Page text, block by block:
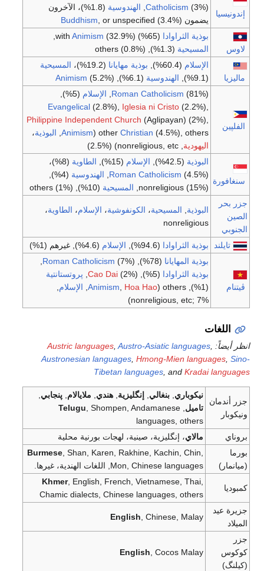
إندونيسيا
Catholicism (3%), الهندوسية
(1.8%)، الآخرون
يضمون
Buddhism, or unspecified (3.4%)
لاوس
بوذية الثراوادا (65%) with
Animism (32.9%),
المسيحية (1.3%), others (0.8%)
ماليزيا
الإسلام (60.4%), بوذية مهايانا (19.2%)،
المسيحية
(9.1%),
الهندوسية (6.1%),
Animism (5.2%)
الفلپين
Roman Catholicism (81%), الإسلام (5%),
Evangelical (2.8%), Iglesia ni Cristo (2.2%),
Philippine Independent Church (Aglipayan) (2%),
otherChristian (4.5%), others (
Animism
, البوذية،
اليهودية, nonreligious, etc) (2.5%)
سنغافورة
البوذية (42.5%), الإسلام (15%), الطاوية (8%)،
Roman Catholicism (4.5%), الهندوسية
(4%),
nonreligious (15%),
المسيحية (10%), others (1%)
جزر بحر
الصين
الجنوبي
البوذية, المسيحية، الكونفوشية، الإسلام، الطاوية،
nonreligious
تايلند بوذية الثراوادا (94.6%), الإسلام (4.6%), غيرهم (1%)
ڤيتنام
بوذية المهايانا (78%),
Roman Catholicism (7%),
بوذية الثراوادا (5%),
Cao Dai (2%),
پروتستانتية
(1%), others (
Animism, Hoa Hao
, الإسلام,
nonreligious, etc; 7%)
اللغات
انظر أيضاً: Austric languages Austro-Asiatic languages
Austronesian languages Hmong-Mien languages Sino-
Tibetan languages , and Kradai languages
جزر أندمان
ونيكوبار
نيكوباري بنغالي إنگليزية هندي ملايالام پنجابي
تاميل
Telugu , Shompen, Andamanese
languages, others
بروناي
مالاي، إنگليزية، صينية، لهجات بورنية محلية
بورما
(ميانمار)
Burmese , Shan, Karen, Rakhine, Kachin, Chin,
Mon, Chinese languages, اللغات الهندية، غيرها.
كمبوديا
Khmer, English, French, Vietnamese, Thai,
Chamic dialects, Chinese languages, others
جزيرة عيد
الميلاد
English , Chinese, Malay
جزر
كوكوس
(كيلنگ)
English , Cocos Malay